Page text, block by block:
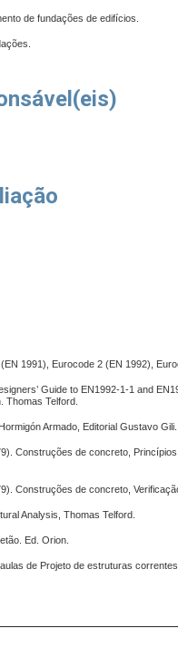
de fundações de edifícios.
1991), Eurocode 2 (EN 1992),
Guide to EN1992-1-1 and
Thomas Telford.
Armado, Editorial Gustavo Gili.
Construções de concreto,
Construções de concreto,
Analysis, Thomas Telford.
Ed. Orion.
de Projeto de estruturas